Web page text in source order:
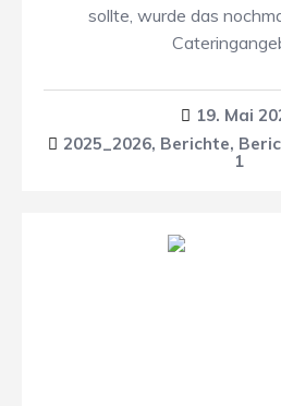
sollte, wurde das
19. Mai
2025_2026, Berichte,
1